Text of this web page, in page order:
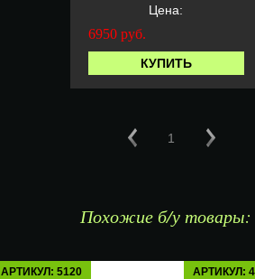
Цена:
6950 руб.
КУПИТЬ
1
Похожие б/у товары:
АРТИКУЛ: 5120 АРТИКУЛ: